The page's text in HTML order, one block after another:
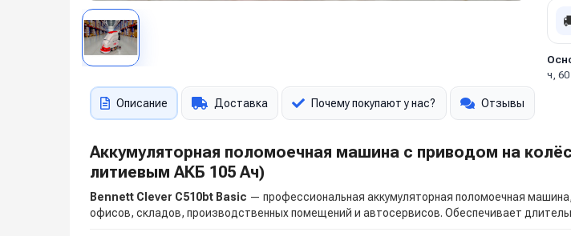
ч,
Описание Доставка Почему покупают у нас? Отзывы
Аккумуляторная поломоечная машина с приводом на
литиевым АКБ 105 Ач)
Bennett Clever C510bt Basic — профессиональная аккумуляторная поломоечная
офисов, складов, производственных помещений и автосервисов. Обеспечивает